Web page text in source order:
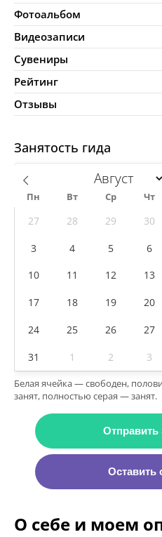
Фотоальбом
Видеозаписи
Сувениры
Рейтинг
Отзывы
Занятость гида
Пн Вт Ср Чт
27 28 29 30
3 4 5 6
10 11 12 13
17 18 19 20
24 25 26 27
31 1 2 3
Белая ячейка — свободен,
занят, полностью серая — занят.
Отправить
Оставить
О себе и моем